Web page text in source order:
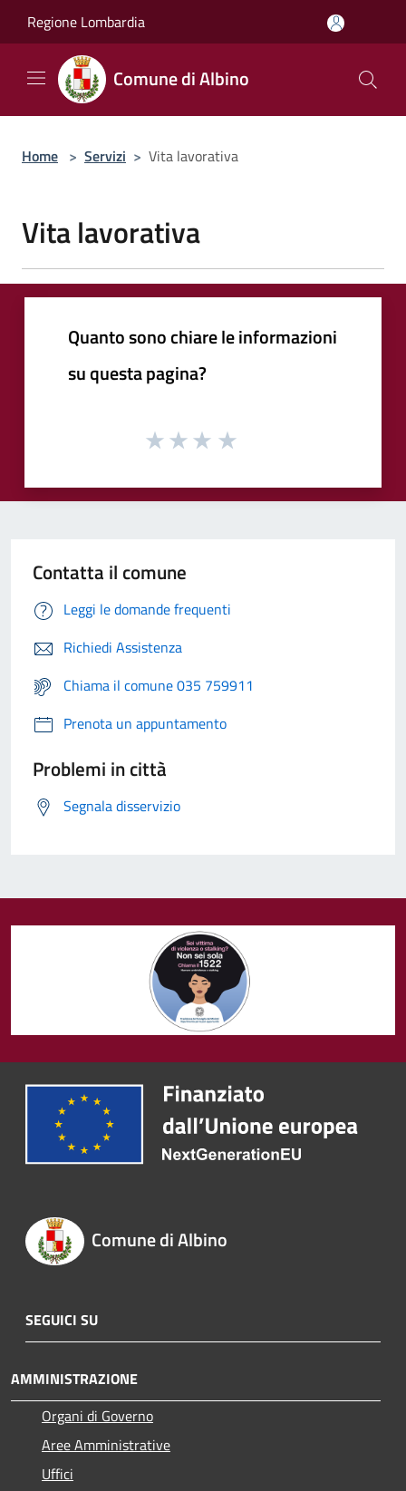
Regione Lombardia
Comune di Albino
Home > Servizi > Vita lavorativa
Vita lavorativa
Quanto sono chiare le informazioni
su questa pagina?
Contatta il comune
Leggi le domande frequenti
Richiedi Assistenza
Chiama il comune 035 759911
Prenota un appuntamento
Problemi in città
Segnala disservizio
Comune di Albino
SEGUICI SU
AMMINISTRAZIONE
Organi di Governo
Aree Amministrative
Uffici